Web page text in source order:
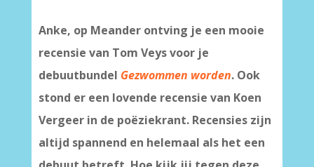
Anke, op Meander ontving je een mooie
recensie van Tom Veys voor je
debuutbundel Gezwommen worden. Ook
stond er een lovende recensie van Koen
Vergeer in de poëziekrant. Recensies zijn
altijd spannend en helemaal als het een